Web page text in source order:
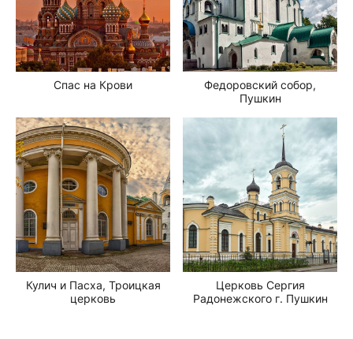
Спас на Крови
Федоровский собор,
Пушкин
Кулич и Пасха, Троицкая
церковь
Церковь Сергия
Радонежского г. Пушкин